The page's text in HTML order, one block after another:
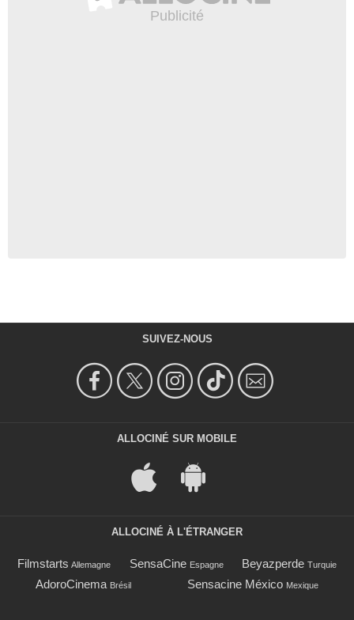
SUIVEZ-NOUS
ALLOCINÉ SUR MOBILE
ALLOCINÉ À L'ÉTRANGER
Filmstarts Allemagne SensaCine Espagne Beyazperde Turquie
AdoroCinema Brésil Sensacine México Mexique